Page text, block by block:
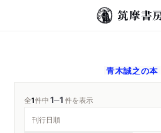
青木誠之の本
全1件中1─1件を表示